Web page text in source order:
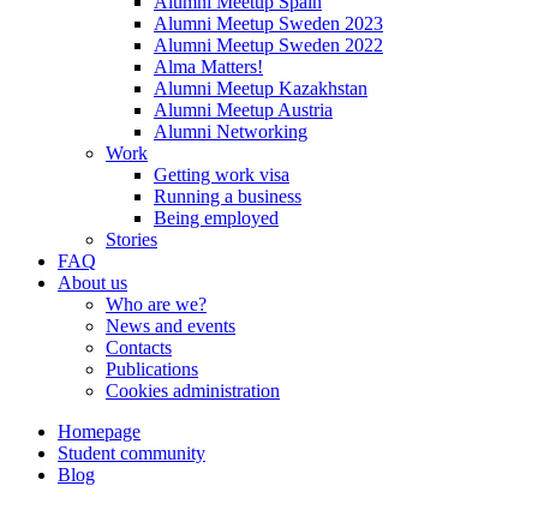
Alumni Meetup Sweden 2023
Alumni Meetup Sweden 2022
Alma Matters!
Alumni Meetup Kazakhstan
Alumni Meetup Austria
Alumni Networking
Work
Getting work visa
Running a business
Being employed
Stories
FAQ
About us
Who are we?
News and events
Contacts
Publications
Cookies administration
Homepage
Student community
Blog